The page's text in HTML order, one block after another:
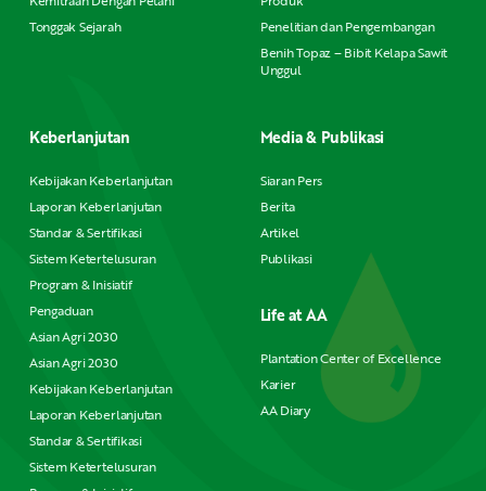
Tonggak Sejarah
Penelitian dan Pengembangan
Benih Topaz – Bibit Kelapa Sawit
Unggul
Keberlanjutan
Kebijakan Keberlanjutan
Laporan Keberlanjutan
Standar & Sertifikasi
Sistem Ketertelusuran
Program & Inisiatif
Pengaduan
Asian Agri 2030
Asian Agri 2030
Kebijakan Keberlanjutan
Laporan Keberlanjutan
Standar & Sertifikasi
Sistem Ketertelusuran
Media & Publikasi
Siaran Pers
Berita
Artikel
Publikasi
Life at AA
Plantation Center of Excellence
Karier
AA Diary